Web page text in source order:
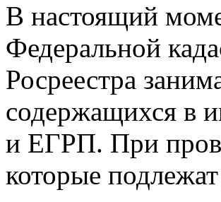
В настоящий
Федеральной
Росреестра
содержащихся в
и ЕГРП. При
которые